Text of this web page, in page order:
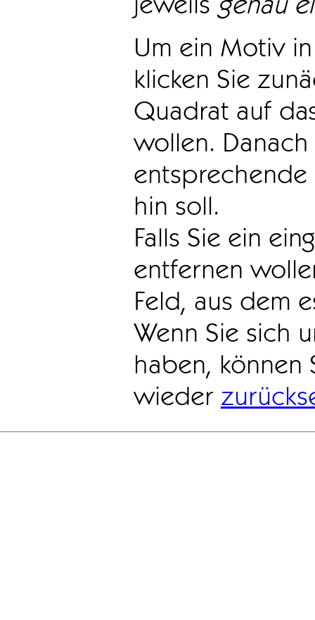
Um ein Motiv
klicken Sie
Quadrat auf
wollen.
hin soll.
Falls Sie ein
entfernen
Feld, aus dem
Wenn Sie sich
haben, können
wieder